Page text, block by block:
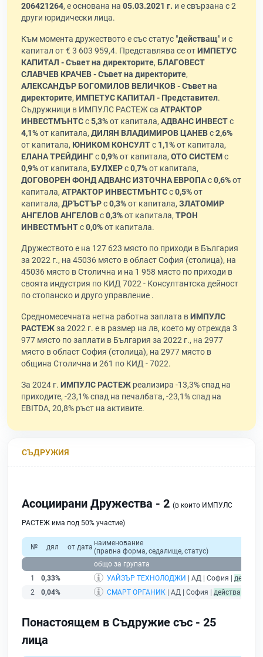
206421264, е основана на 05.03.2021 г. и е свързана с 2
други юридически лица.
Към момента дружеството е със статус "действащ" и с
капитал от € 3 603 959,4. Представлява се отИМПЕТУС
КАПИТАЛ - Съвет на директорите, БЛАГОВЕСТ
СЛАВЧЕВ КРАЧЕВ - Съвет на директорите,
АЛЕКСАНДЪР БОГОМИЛОВ ВЕЛИЧКОВ - Съвет на
директорите, ИМПЕТУС КАПИТАЛ - Представител.
Съдружници в ИМПУЛС РАСТЕЖ са АТРАКТОР
ИНВЕСТМЪНТСс5,3%от капитала, АДВАНС ИНВЕСТс
4,1%от капитала, ДИЛЯН ВЛАДИМИРОВ ЦАНЕВс2,6%
от капитала, ЮНИКОМ КОНСУЛТс 1,1%от капитала,
ЕЛАНА ТРЕЙДИНГс0,9%от капитала, ОТО СИСТЕМс
0,9%от капитала, БУЛХЕРс0,7%от капитала,
ДОГОВОРЕН ФОНД АДВАНС ИЗТОЧНА ЕВРОПАс0,6%от
капитала, АТРАКТОР ИНВЕСТМЪНТСс0,5%от
капитала, ДРЪСТЪРс0,3%от капитала, ЗЛАТОМИР
АНГЕЛОВ АНГЕЛОВс0,3%от капитала, ТРОН
ИНВЕСТМЪНТс0,0%от капитала.
Дружеството е на 127 623 място по приходи в България
за 2022 г., на 45036 място в област София (столица), на
45036 място в Столична и на 1 958 място по приходи в
своята индустрия по КИД 7022 - Консултантска дейност
по стопанско и друго управление .
Средномесечната нетна работна заплата вИМПУЛС
РАСТЕЖза 2022 г. е в размер на лв, което му отрежда 3
977 място по заплати в България за 2022 г., на 2977
място в област София (столица), на 2977 място в
община Столична и 261 по КИД - 7022.
За 2024 г. ИМПУЛС РАСТЕЖ реализира -13,3% спад на
приходите, -23,1% спад на печалбата, -23,1% спад на
EBITDA, 20,8% ръст на активите.
СЪДРУЖИЯ
Асоциирани Дружества - 2 (в които ИМПУЛС
РАСТЕЖ има под 50% участие)
№ дял от дата наименование
(правна форма, седалище, статус)
общо за групата
1
0,33% УАЙЗЪР ТЕХНОЛОДЖИ | АД | София |
2
0,04% СМАРТ ОРГАНИК | АД | София | действащ
Понастоящем в Съдружие със - 25
лица